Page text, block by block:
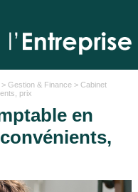
Gestion & Finance> Cabinet
prix
en